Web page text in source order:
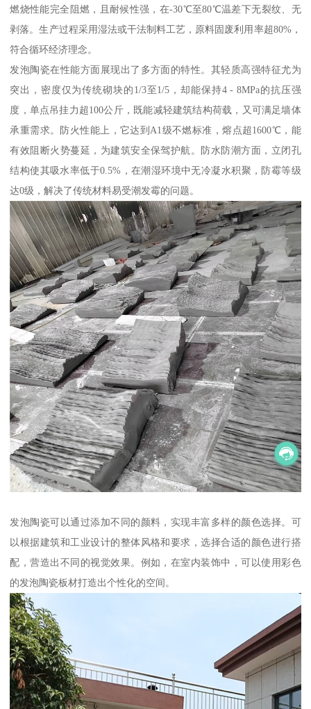
燃烧性能完全阻燃，且耐候性强，在-30℃至80℃温差下无裂纹、无
剥落。生产过程采用湿法或干法制料工艺，原料固废利用率超80%，
符合循环经济理念。
发泡陶瓷在性能方面展现出了多方面的特性。其轻质高强特征尤为
突出，密度仅为传统砌块的1/3至1/5，却能保持4 - 8MPa的抗压强
度，单点吊挂力超100公斤，既能减轻建筑结构荷载，又可满足墙体
承重需求。防火性能上，它达到A1级不燃标准，熔点超1600℃，能
有效阻断火势蔓延，为建筑安全保驾护航。防水防潮方面，立闭孔
结构使其吸水率低于0.5%，在潮湿环境中无冷凝水积聚，防霉等级
达0级，解决了传统材料易受潮发霉的问题。
发泡陶瓷可以通过添加不同的颜料，实现丰富多样的颜色选择。可
以根据建筑和工业设计的整体风格和要求，选择合适的颜色进行搭
配，营造出不同的视觉效果。例如，在室内装饰中，可以使用彩色
的发泡陶瓷板材打造出个性化的空间。